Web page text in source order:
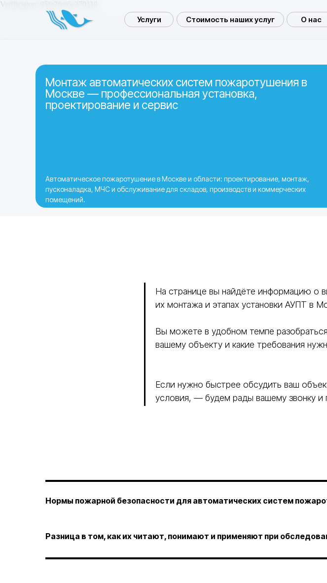
Verification: 85fa2fce6c370118
Услуги О нас
Стоимость наших услуг
Монтаж автоматических систем пожаротушения в
Москве — профессиональная установка,
проектирование и сервис
Автоматическое пожаротушение в Москве и области: проектирование, монтаж,
пусконаладка, МЧС и обслуживание для складов, производств и коммерческих
помещений.
На странице вы найдёте информацию о
их монтажа и этапах установки АУПТ в
Вы можете в удобном темпе
вашему объекту и какие требования
Если нужно быстрее обсудить ваш
условия, — будем рады вашему звонку и
Нормы пожарной безопасности для автоматических систем
Разница в том, как их читают, понимают и применяют при